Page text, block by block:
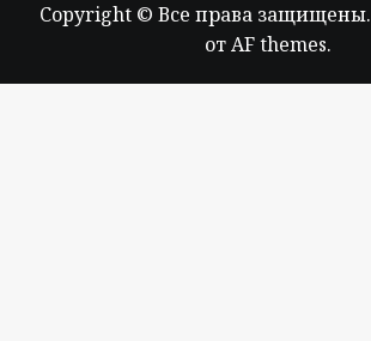
Copyright © Все права защищены.
от AF themes.